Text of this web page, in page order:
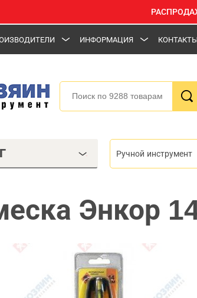
ИНФОРМАЦИЯ КОНТАКТЫ
Ручной инструмент
Энкор